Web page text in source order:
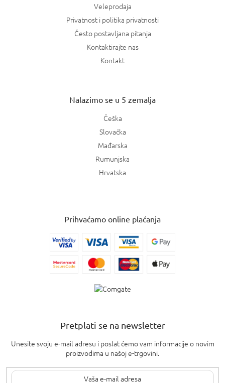
Veleprodaja
Privatnost i politika privatnosti
Često postavljana pitanja
Kontaktirajte nas
Kontakt
Nalazimo se u 5 zemalja
Češka
Slovačka
Mađarska
Rumunjska
Hrvatska
Prihvaćamo online plaćanja
Pretplati se na newsletter
Unesite svoju e-mail adresu i poslat ćemo vam informacije o novim
proizvodima u našoj e-trgovini.